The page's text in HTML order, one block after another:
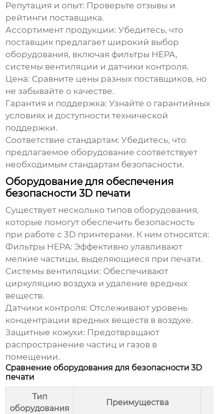
Репутация и опыт: Проверьте отзывы и
рейтинги поставщика.
Ассортимент продукции: Убедитесь, что
поставщик предлагает широкий выбор
оборудования, включая фильтры HEPA,
системы вентиляции и датчики контроля.
Цена: Сравните цены разных поставщиков, но
не забывайте о качестве.
Гарантия и поддержка: Узнайте о гарантийных
условиях и доступности технической
поддержки.
Соответствие стандартам: Убедитесь, что
предлагаемое оборудование соответствует
необходимым стандартам безопасности.
Оборудование для обеспечения
безопасности 3D печати
Существует несколько типов оборудования,
которые помогут обеспечить безопасность
при работе с 3D принтерами. К ним относятся:
Фильтры HEPA: Эффективно улавливают
мелкие частицы, выделяющиеся при печати.
Системы вентиляции: Обеспечивают
циркуляцию воздуха и удаление вредных
веществ.
Датчики контроля: Отслеживают уровень
концентрации вредных веществ в воздухе.
Защитные кожухи: Предотвращают
распространение частиц и газов в
помещении.
Сравнение оборудования для безопасности 3D
печати
Тип
оборудования
Преимущества